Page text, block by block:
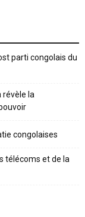
parti congolais du
révèle la
congolaises
télécoms et de la